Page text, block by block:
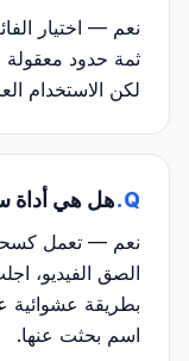
نعم — اختيار
ثمة حدود
لكن الاستخدام
Q. هل هي أداة
نعم — تعمل كسحب
الصق الفيديو،
بطريقة عشوائية
اسم بحثت عنها.